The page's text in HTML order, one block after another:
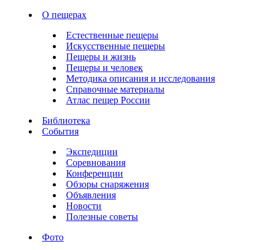
О пещерах
Естественные пещеры
Искусственные пещеры
Пещеры и жизнь
Пещеры и человек
Методика описания и исследования
Справочные материалы
Атлас пещер России
Библиотека
События
Экспедиции
Соревнования
Конференции
Обзоры снаряжения
Объявления
Новости
Полезные советы
Фото